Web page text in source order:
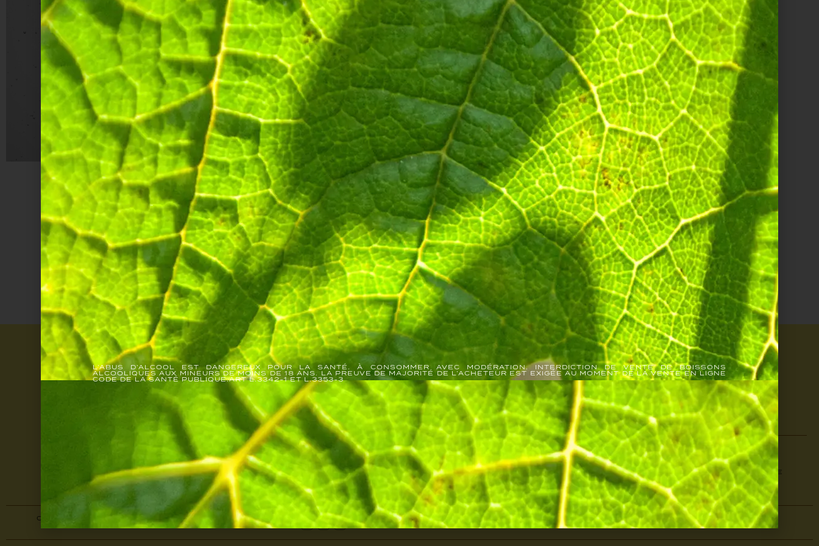
Un plat sublimé par la fraîcheur et l’intensité de notre Cuvée La Côte à Bras 2012.
LETTRE D'INFORMATIONS
S'INSCRIRE
MAISON
HISTOIRE
FAMILLE
CAVES
VIGNOBLE
FAQ
CHAMPAGNES
CUVÉE ROYALE
PARCELLAIRES
CUVÉE 200
JOSÉPHINE
E-SHOP
CUVÉES
ACCESSOIRES
VISITES
EXPÉRIENCES
ÉVÉNEMENTS
VISITER
PAVILLON 1825
JOJOMAG
CUVÉE DU MOIS
INSPIRATIONS
LES AVIS
PRESSE
À TABLE
JUAN ARBELAEZ
JÉRÔME FECK
SERVICES
OÙ NOUS
TROUVER
CONTACT
MON COMPTE
CONDITIONS GÉNÉRALES DE VENTE MENTIONS LÉGALES @CHAMPAGNEJOSEPHPERRIER © JOSEPH PERRIER 2025
L’ABUS D’ALCOOL EST DANGEREUX POUR LA SANTÉ. À CONSOMMER AVEC MODÉRATION. INTERDICTION DE VENTE DE BOISSONS
ALCOOLIQUES AUX MINEURS DE MOINS DE 18 ANS. LA PREUVE DE MAJORITÉ DE L’ACHETEUR EST EXIGÉE AU MOMENT DE LA VENTE EN LIGNE
CODE DE LA SANTÉ PUBLIQUE.ART L.3342-1 ET L.3353-3